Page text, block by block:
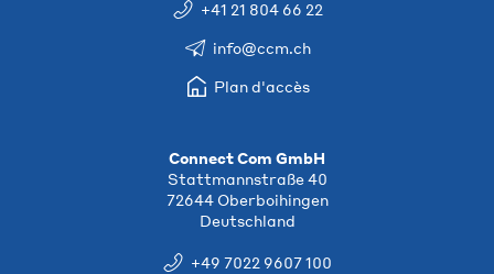
+41 21 804 66 22
info@ccm.ch
Plan d'accès
Connect Com GmbH
Stattmannstraße 40
72644 Oberboihingen
Deutschland
+49 7022 9607 100